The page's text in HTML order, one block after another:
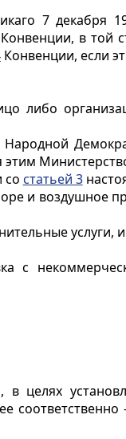
7 декабря
в той
Конвенции, если
либо
со статьей 3
и воздушное
услуги,
с
целях
соответственно